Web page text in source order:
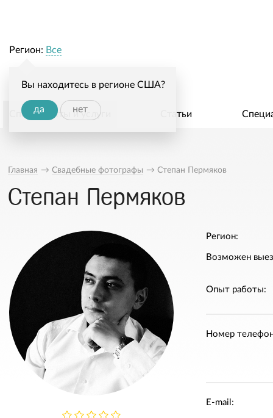
Регион: Все
Вы находитесь в регионе США?
да нет
Специалисты и услуги Статьи
Главная → Свадебные фотографы → Степан Пермяков
Степан Пермяков
Регион:
Возможен
Опыт работы:
Номер
E-mail: